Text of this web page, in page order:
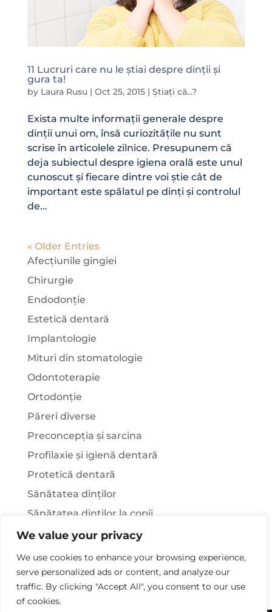
We value your privacy
We use cookies to enhance your browsing experience,
serve personalized ads or content, and analyze our
traffic. By clicking "Accept All", you consent to our use
of cookies.
11 Lucruri care nu le știai despre dinții și
gura ta!
by Laura Rusu| Oct 25, 2015| Știați că...?
Exista multe informații generale despre
dinții unui om, însă curiozitățile nu sunt
scrise în articolele zilnice. Presupunem că
deja subiectul despre igiena orală este unul
cunoscut și fiecare dintre voi știe cât de
important este spălatul pe dinți și controlul
de...
« Older Entries
Afecțiunile gingiei
Chirurgie
Endodonție
Estetică dentară
Implantologie
Mituri din stomatologie
Odontoterapie
Ortodonție
Păreri diverse
Preconcepția și sarcina
Profilaxie și igienă dentară
Protetică dentară
Sănătatea dinților
Sănătatea dinților la copii
Știați că…?
Tratamentul stomatologic la pacienții cu
afecțiuni sistemice